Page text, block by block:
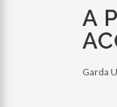
A
Garda